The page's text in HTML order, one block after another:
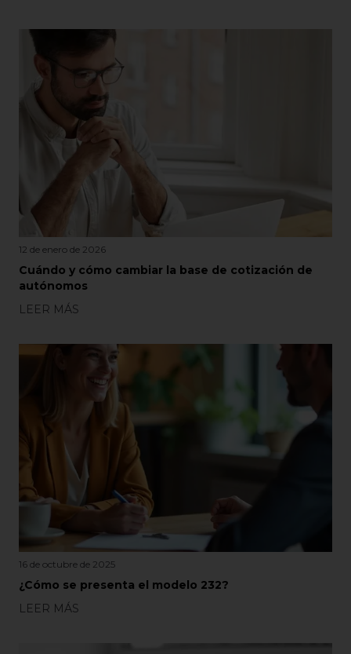
12 de enero de 2026
Cuándo y cómo cambiar la base de cotización de
autónomos
LEER MÁS
16 de octubre de 2025
¿Cómo se presenta el modelo 232?
LEER MÁS